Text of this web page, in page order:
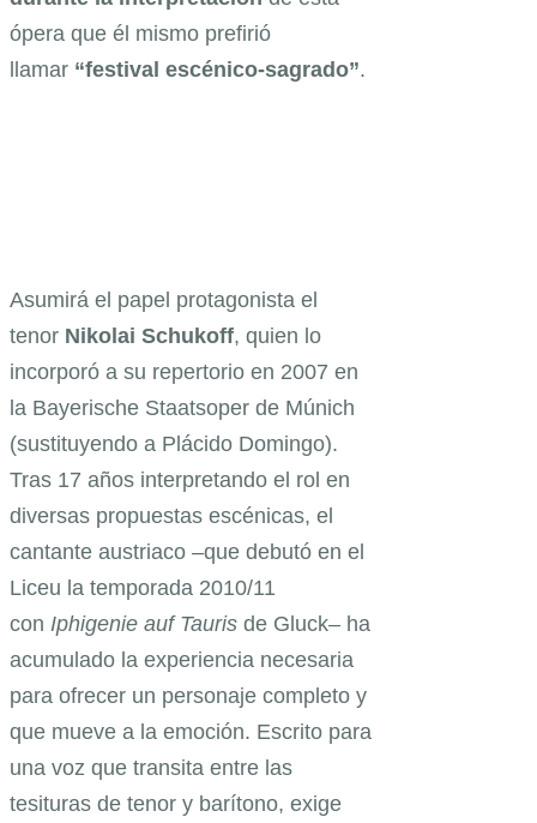
ópera que él mismo prefirió
llamar “festival escénico-sagrado”.
Asumirá el papel protagonista el
tenor Nikolai Schukoff, quien lo
incorporó a su repertorio en 2007 en
la Bayerische Staatsoper de Múnich
(sustituyendo a Plácido Domingo).
Tras 17 años interpretando el rol en
diversas propuestas escénicas, el
cantante austriaco –que debutó en el
Liceu la temporada 2010/11
con Iphigenie auf Tauris de Gluck– ha
acumulado la experiencia necesaria
para ofrecer un personaje completo y
que mueve a la emoción. Escrito para
una voz que transita entre las
tesituras de tenor y barítono, exige